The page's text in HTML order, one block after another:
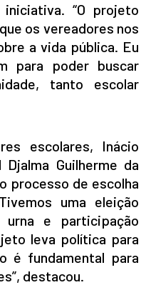
“O projeto
os vereadores nos
a vida pública. Eu
para poder buscar
tanto escolar
escolares, Inácio
Guilherme da
processo de escolha
uma eleição
urna e participação
leva política para
é fundamental para
destacou.